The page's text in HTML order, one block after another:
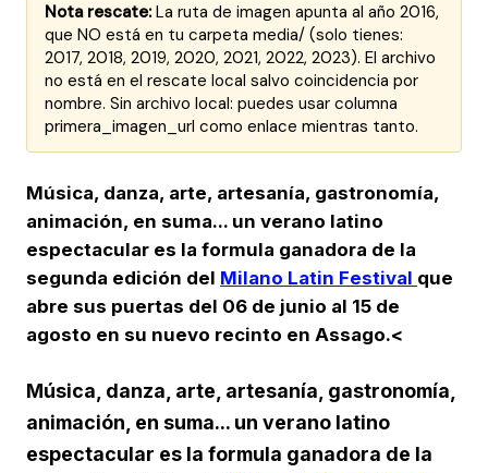
Nota rescate:La ruta de imagen apunta al año 2016,
que NO está en tu carpeta media/ (solo tienes:
2017, 2018, 2019, 2020, 2021, 2022, 2023). El archivo
no está en el rescate local salvo coincidencia por
nombre. Sin archivo local: puedes usar columna
primera_imagen_url como enlace mientras tanto.
Música, danza, arte, artesanía, gastronomía,
animación, en suma... un verano latino
espectacular es la formula ganadora de la
segunda edición del Milano Latin Festival que
abre sus puertas del 06 de junio al 15 de
agosto en su nuevo recinto en Assago.<
Música, danza, arte, artesanía, gastronomía,
animación, en suma... un verano latino
espectacular es la formula ganadora de la